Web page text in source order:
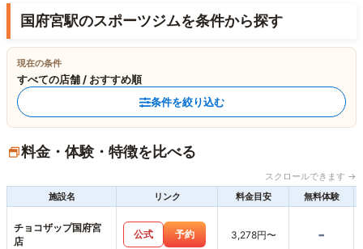
国府宮駅のスポーツジムを条件から探す
現在の条件
すべての店舗 / おすすめ順
条件を絞り込む
料金・体験・特徴を比べる
スクロールできます →
施設名
リンク 料金目安 無料体験
チョコザップ国府宮
店
公式 予約 3,278円〜 -